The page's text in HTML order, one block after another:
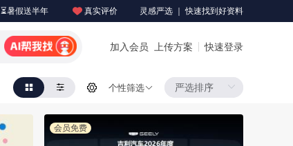
⏳暑假送半年 真实评价 灵感严选 ｜ 快速找到好资料
加入会员 上传方案 快速登录
个性筛选
会员免费